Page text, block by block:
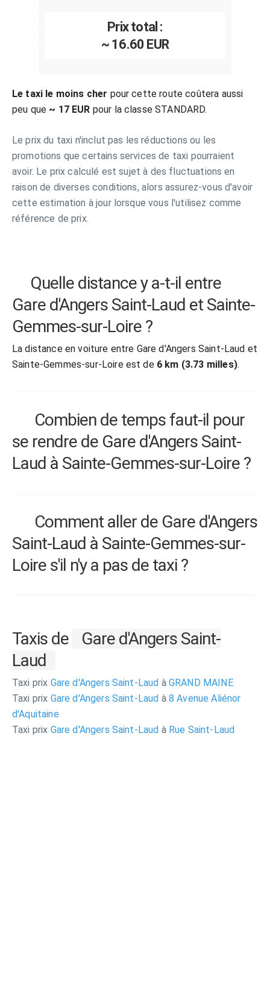
Prix total :
~ 16.60 EUR
Le taxi le moins cher pour cette route coûtera aussi
peu que ~ 17 EUR pour la classe STANDARD.
Le prix du taxi n'inclut pas les réductions ou les
promotions que certains services de taxi pourraient
avoir. Le prix calculé est sujet à des fluctuations en
raison de diverses conditions, alors assurez-vous d'avoir
cette estimation à jour lorsque vous l'utilisez comme
référence de prix.
Quelle distance y a-t-il entre
Gare d'Angers Saint-Laud et Sainte-
Gemmes-sur-Loire ?
La distance en voiture entre Gare d'Angers Saint-Laud et
Sainte-Gemmes-sur-Loire est de 6 km (3.73 milles).
Combien de temps faut-il pour
se rendre de Gare d'Angers Saint-
Laud à Sainte-Gemmes-sur-Loire ?
Comment aller de Gare d'Angers
Saint-Laud à Sainte-Gemmes-sur-
Loire s'il n'y a pas de taxi ?
Taxis de
Gare d'Angers Saint-
Laud
Taxi prix Gare d'Angers Saint-Laud àGRAND MAINE
Taxi prix Gare d'Angers Saint-Laud à8 Avenue Aliénor
d'Aquitaine
Taxi prix Gare d'Angers Saint-Laud àRue Saint-Laud